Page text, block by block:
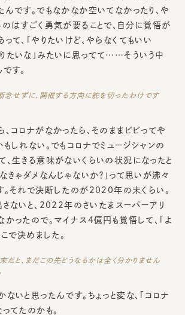
んです。でもなかなか空いてなかったり、や
のはすごく勇気が要ることで、自分に覚悟が
て、「やりたいけど、やらなくてもいい
いな」みたいに思ってて……そういう中
です。
念せずに、開催する方向に舵を切ったわけです
コロナがなかったら、そのままビビってや
しれない。でもコロナでミュージシャンの
、生きる意味がないくらいの状況になったと
きゃダメなんじゃないか？」って思いが沸々
。それで決断したのが2020年の末くらい。
さないと、2022年のさいたまスーパーアリ
ったので。マイナス4億円も覚悟して、「よ
こで決めました。
と、まだこの先どうなるかは全く分かりません
いと思ったんです。ちょっと変な、「コロナ
ってたのかも。